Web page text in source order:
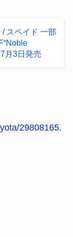
/ スペイド 一部
月3日発売
29808165.